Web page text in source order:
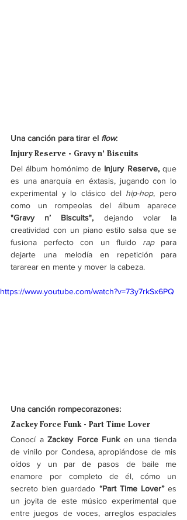
Una canción para tirar el flow:
Injury Reserve - Gravy n’ Biscuits
Del álbum homónimo de Injury Reserve, que
es una anarquía en éxtasis, jugando con lo
experimental y lo clásico del hip-hop, pero
"Gravy n’ Biscuits", dejando volar la
creatividad con un piano estilo salsa que se
fusiona perfecto con un fluido rap para
dejarte una melodía en repetición para
tararear en mente y mover la cabeza.
https://www.youtube.com/watch?v=73y7rkSx6PQ
Una canción rompecorazones:
Zackey Force Funk - Part Time Lover
Conocí a Zackey Force Funk en una tienda
de vinilo por Condesa, apropiándose de mis
oídos y un par de pasos de baile me
enamore por completo de él, cómo un
secreto bien guardado “Part Time Lover” es
un joyita de este músico experimental que
entre juegos de voces, arreglos espaciales